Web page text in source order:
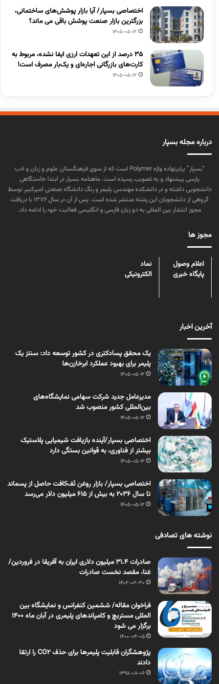
اختصاصی بسپار/ آیا بازار پوشش‌های ساختمانی،
بزرگترین بازار صنعت پوشش باقی می ماند؟
1405-05-12
۳۵ درصد از این تعهدات ارزی ایفا نشده، مربوط به
کارت‌های بازرگانی اجاره‌ای و یک‌بار مصرف است!
1405-05-12
درباره مجله بسپار
“بسپار” برابرنهاده واژه Polymer است که از سوی فرهنگستان علوم و زبان و ادب
پارسی پیشنهاد و به تصویب رسیده است. ماهنامه بسپار در ابتدا خاستگاهی
دانشجویی داشته و در دانشکده مهندسی پلیمر و رنگ دانشگاه صنعتی امیرکبیر توسط
گروهی از دانشجویان این رشته منتشر شده است. پس از آن در سال ۱۳۷۶ با دریافت
مجوز انتشار بین المللی به دو زبان فارسی و انگلیسی فعالیت خود را ادامه داد.
مجوز ها
اعلام وصول
پایگاه خبری
نماد
الکترونیکی
آخرین اخبار
یک محقق پسادکتری در کشور توسعه داد: سنتز یک
پلیمر برای بهبود عملکرد ابرخازن‌ها
1405-05-12
مدیرعامل جدید شرکت سهامی نمایشگاه‌های
بین‌المللی کشور منصوب شد
1405-05-12
اختصاصی بسپار/آینده بازیافت شیمیایی پلاستیک
بیشتر از فناوری، به قوانین بستگی دارد
1405-05-12
اختصاصی بسپار/ بازار روغن تَف‌کافت حاصل از پسماند
تا سال ۲۰۳۶ به بیش از ۶۱۵ میلیون دلار می‌رسد
1405-05-12
نوشته های تصادفی
صادرات ۳۱.۴ میلیون دلاری ایران به آفریقا در فروردین/
غنا، مقصد نخست صادرات
1402-02-30
فراخوان مقاله/ ششمین کنفرانس و نمایشگاه بین
المللی مستربچ و کامپاندهای پلیمری در آبان ماه ۱۴۰۰
برگزار می شود
1400-04-05
پژوهشگران قابلیت‌ پلیمرها برای حذف CO2 را ارتقا
دادند
1398-08-06